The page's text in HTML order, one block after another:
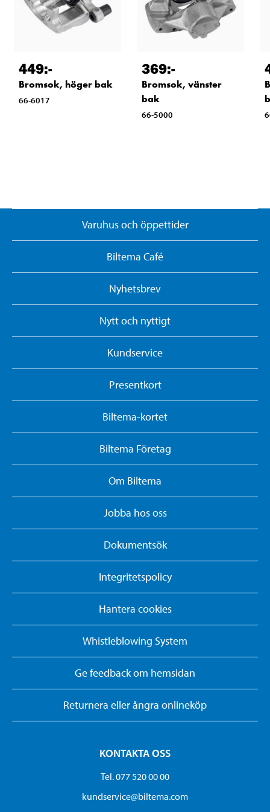
449:-
Bromsok, höger bak
66-6017
369:-
Bromsok, vänster
bak
66-5000
Varuhus och öppettider
Biltema Café
Nyhetsbrev
Nytt och nyttigt
Kundservice
Presentkort
Biltema-kortet
Biltema Företag
Om Biltema
Jobba hos oss
Dokumentsök
Integritetspolicy
Hantera cookies
Whistleblowing System
Ge feedback om hemsidan
Returnera eller ångra onlineköp
KONTAKTA OSS
Tel. 077 520 00 00
kundservice@biltema.com